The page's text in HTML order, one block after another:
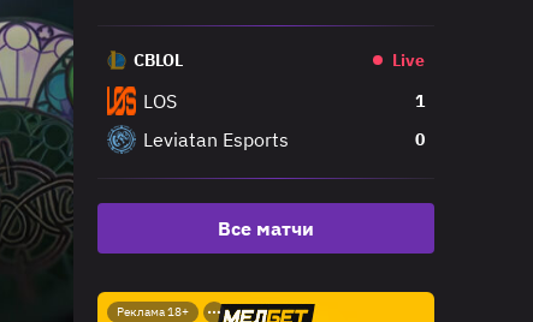
CBLOL Live
LOS 1
Leviatan Esports 0
Все матчи
Реклама 18+